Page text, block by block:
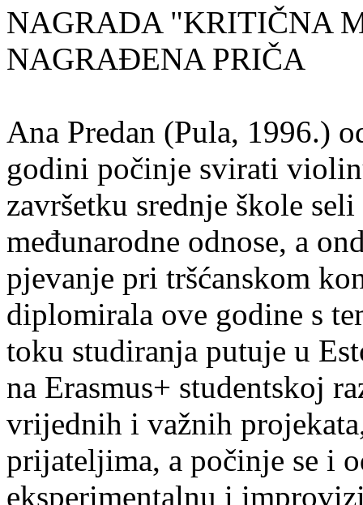
NAGRADA "KRITIČNA
NAGRAĐENA PRIČA
Ana Predan (Pula, 1996.)
godini počinje svirati
završetku srednje škole
međunarodne odnose, a
pjevanje pri tršćanskom
diplomirala ove godine s
toku studiranja putuje u
na Erasmus+ studentskoj
vrijednih i važnih
prijateljima, a počinje se i
eksperimentalnu i